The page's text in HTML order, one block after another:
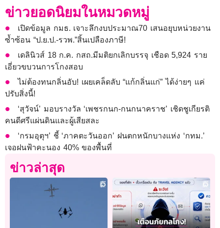
ข่าวยอดนิยมในหมวดหมู่
เปิดข้อมูล กมธ. เจาะลึกงบประมาณ70 เสนอยุบหน่วยงาน
ซ้ำซ้อน “ป.ย.ป.-รวพ.”สิ้นเปลืองภาษี!
เดลินิวส์ 18 ก.ค. กสถ.มีมติยกเลิกบรรจุ เชือด 5,924 ราย
เอี่ยวขบวนการโกงสอบ
ไม่ต้องทนกลิ่นอับ! เผยเคล็ดลับ “แก้กลิ่นแก่” ได้ง่ายๆ แค่
ปรับสิ่งนี้!
‘สุวัจน์’ มอบรางวัล ‘เพชรกนก-กนกนาคราช’ เชิดชูเกียรติ
คนดีศรีแผ่นดินและผู้เสียสละ
‘กรมอุตุฯ’ ชี้ ‘ภาคตะวันออก’ ฝนตกหนักบางแห่ง ‘กทม.’
เจอฝนฟ้าคะนอง 40% ของพื้นที่
ข่าวล่าสุด